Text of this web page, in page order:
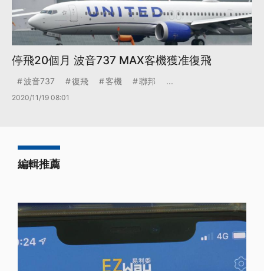
停飛20個月 波音737 MAX客機獲准復飛
波音737 復飛 客機 聯邦 ...
2020/11/19 08:01
編輯推薦